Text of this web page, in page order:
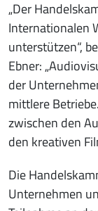
„Der
Internationalen
unterstützen“,
Ebner:
der
mittlere
zwischen den
den kreativen
Die
Unternehmen